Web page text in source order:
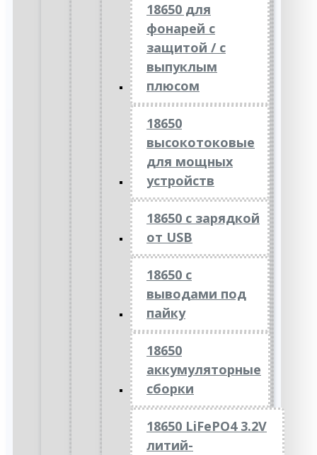
18650 для
фонарей с
защитой / с
выпуклым
плюсом
18650
высокотоковые
для мощных
устройств
18650 с зарядкой
от USB
18650 с
выводами под
пайку
18650
аккумуляторные
сборки
18650 LiFePO4 3.2V
литий-